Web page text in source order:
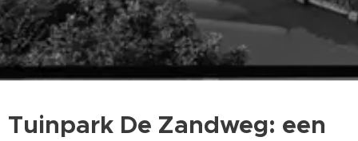
Tuinpark De Zandweg: een